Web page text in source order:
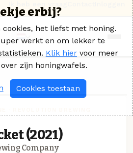
(2021)
Company
erbij?
cookies, het liefst met honing.
werkt en om lekker te
Klik hier voor meer
zijn honingwafels.
Cookies toestaan